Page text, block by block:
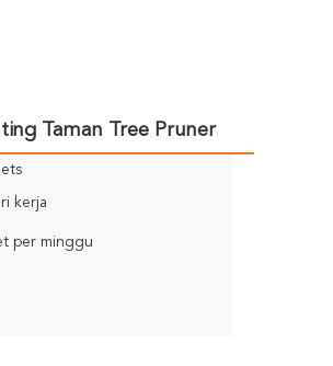
Taman Tree Pruner
kerja
per minggu